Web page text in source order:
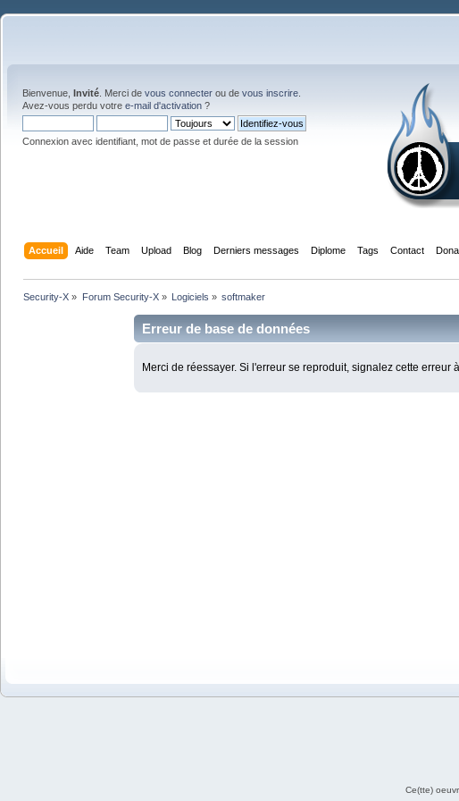
Bienvenue, Invité . Merci de vous connecter ou de vous inscrire
Avez-vous perdu votre e-mail d'activation ?
Connexion avec identifiant, mot de passe et durée de la session
Accueil Aide Team Upload Blog Derniers messages Diplome Tags Contact
Security-X » Forum Security-X» Logiciels » softmaker
Erreur de base de données
Merci de réessayer. Si l'erreur se reproduit, signalez cette erreur
Ce(tte)